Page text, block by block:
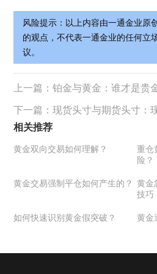
风险提示：以上内容由一通金业原
的观点，不代表一通金业的任何立
议。
上一篇：铂金与黄金：谁才是贵金
下一篇：现货头寸与期货头寸：现代金
相关推荐
黄金双向交易如何理解？
重仓
险？
黄金交易强制平仓如何产生的？
黄金
技巧
如何快速识别黄金假突破？ 黄金